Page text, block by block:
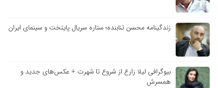
زندگینامه محسن تنابنده؛ ستاره سریال پایتخت و سینمای ایران
بیوگرافی لیلا زارع از شروع تا شهرت + عکس‌های جدید و
همسرش